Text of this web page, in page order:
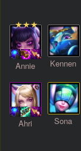
Annie Kennen
Ahri Sona